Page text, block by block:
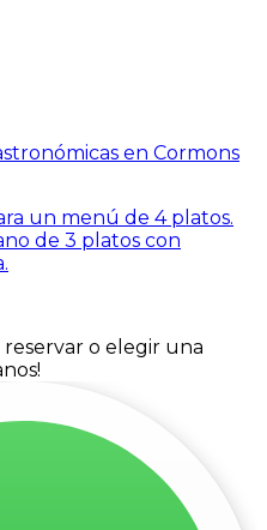
en Cormons
un menú de 4 platos.
de 3 platos con
reservar o elegir una